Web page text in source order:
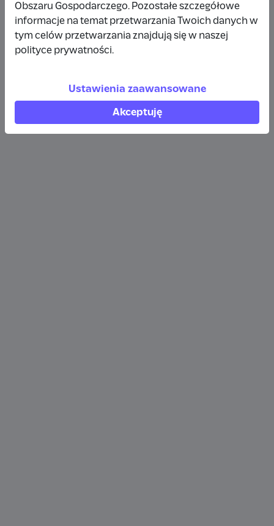
10 zł rok temu
Wpłata anonimowa
Zobacz więcej
Obszaru Gospodarczego. Pozostałe szczegółowe
informacje na temat przetwarzania Twoich danych w
tym celów przetwarzania znajdują się w naszej
polityce prywatności.
Ustawienia zaawansowane
Akceptuję